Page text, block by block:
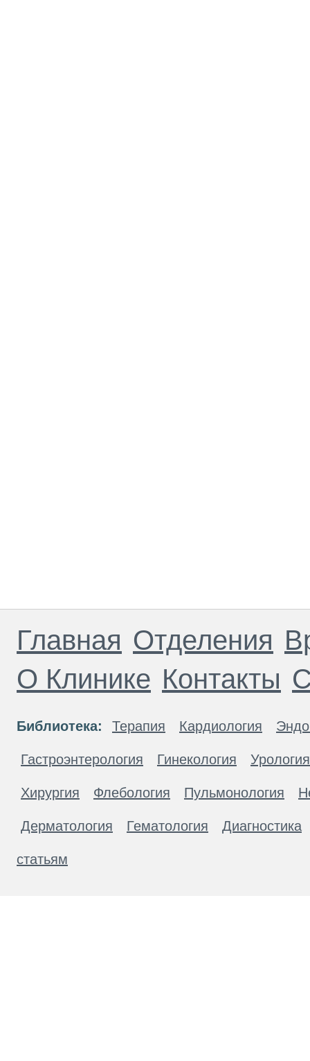
Главная Отделения
О Клинике Контакты
Библиотека: Терапия Кардиология
Гастроэнтерология Гинекология Урология
Хирургия Флебология Пульмонология
Дерматология Гематология Диагностика
статьям